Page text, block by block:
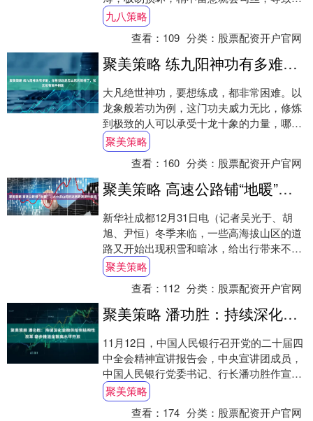
条丝袜报废，无法再继续穿着外出。 面对这
些“穿破....
九八策略
查看： 109 分类： 股票配资开户官网
聚美策略 练九阳神功有多难，你看觉远是怎么死的就懂了，张无忌有高手相助
大凡绝世神功，要想练成，都非常困难。以
龙象般若功为例，这门功夫威力无比，修炼
到极致的人可以承受十龙十象的力量，哪怕
千斤重力击在身上，也不死却可能受伤。除
了金轮法....
聚美策略
查看： 160 分类： 股票配资开户官网
聚美策略 高速公路铺“地暖”！大小凉山间的这条路满满科技感
新华社成都12月31日电（记者吴光于、胡
旭、尹恒）冬季来临，一些高海拔山区的道
路又开始出现积雪和暗冰，给出行带来不
便。而在即将通车的四川乐山至西昌高速公
路（简称....
聚美策略
查看： 112 分类： 股票配资开户官网
聚美策略 潘功胜：持续深化金融供给侧结构性改革 稳步推进金融高水平开放
11月12日，中国人民银行召开党的二十届四
中全会精神宣讲报告会，中央宣讲团成员，
中国人民银行党委书记、行长潘功胜作宣讲
报告。 潘功胜围绕学习贯彻习近平总书记在
党....
聚美策略
查看： 174 分类： 股票配资开户官网